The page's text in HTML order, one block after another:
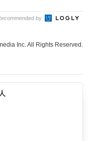
by
Inc. All Rights Reserved.